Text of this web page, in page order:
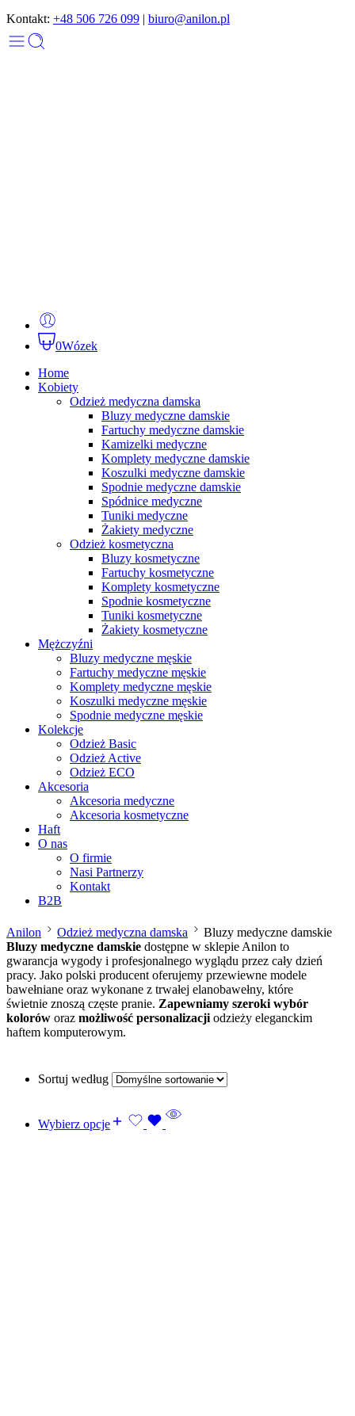
Kontakt: +48 506 726 099 | biuro@anilon.pl
0Wózek
Home
Kobiety
Odzież medyczna damska
Bluzy medyczne damskie
Fartuchy medyczne damskie
Kamizelki medyczne
Komplety medyczne damskie
Koszulki medyczne damskie
Spodnie medyczne damskie
Spódnice medyczne
Tuniki medyczne
Żakiety medyczne
Odzież kosmetyczna
Bluzy kosmetyczne
Fartuchy kosmetyczne
Komplety kosmetyczne
Spodnie kosmetyczne
Tuniki kosmetyczne
Żakiety kosmetyczne
Mężczyźni
Bluzy medyczne męskie
Fartuchy medyczne męskie
Komplety medyczne męskie
Koszulki medyczne męskie
Spodnie medyczne męskie
Kolekcje
Odzież Basic
Odzież Active
Odzież ECO
Akcesoria
Akcesoria medyczne
Akcesoria kosmetyczne
Haft
O nas
O firmie
Nasi Partnerzy
Kontakt
B2B
Anilon Odzież medyczna damska
Bluzy medyczne damskie
Bluzy medyczne damskie dostępne w sklepie Anilon to
gwarancja wygody i profesjonalnego wyglądu przez cały dzień
pracy. Jako polski producent oferujemy przewiewne modele
bawełniane oraz wykonane z trwałej elanobawełny, które
świetnie znoszą częste pranie. Zapewniamy szeroki wybór
kolorów oraz możliwość personalizacji odzieży eleganckim
haftem komputerowym.
Sortuj według
Wybierz opcje